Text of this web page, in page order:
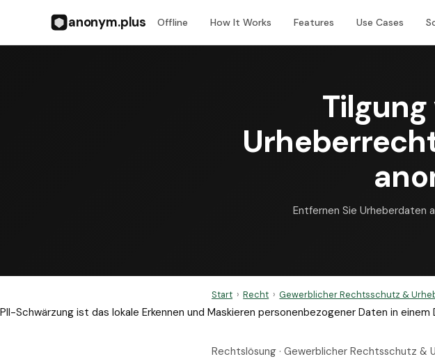
anonym.plus Offline How It Works Features Use Cases
Tilgung
Entfernen Sie Urheberdaten
Start › Recht › Gewerblicher Rechtsschutz &
PII-Schwärzung ist das lokale Erkennen und Maskieren personenbezogener Daten in
Rechtslösung · Gewerblicher Rechtsschutz &